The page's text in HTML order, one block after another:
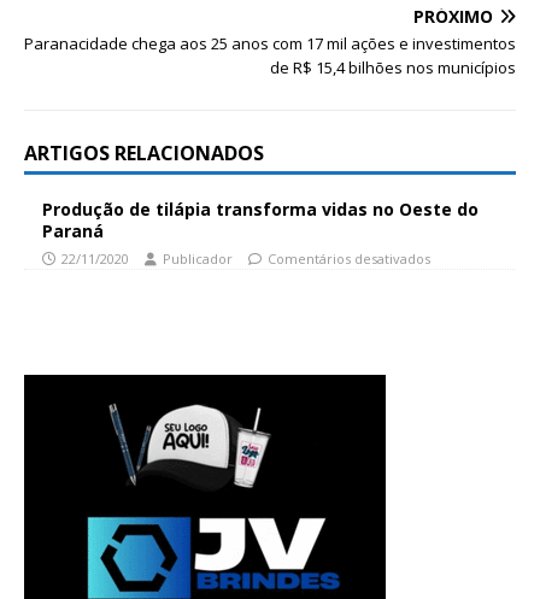
PRÓXIMO
Paranacidade chega aos 25 anos com 17 mil ações e investimentos
de R$ 15,4 bilhões nos municípios
ARTIGOS RELACIONADOS
Produção de tilápia transforma vidas no Oeste do
Paraná
22/11/2020 Publicador Comentários desativados